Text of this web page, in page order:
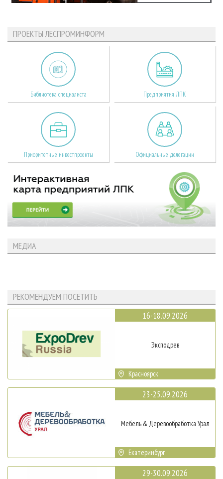
ПРОЕКТЫ ЛЕСПРОМИНФОРМ
Библиотека специалиста Предприятия ЛПК
Приоритетные инвестпроекты Официальные делегации
МЕДИА
РЕКОМЕНДУЕМ ПОСЕТИТЬ
16-18.09.2026
Эксподрев
Красноярск
23-25.09.2026
Мебель & Деревообработка Урал
Екатеринбург
29-30.09.2026